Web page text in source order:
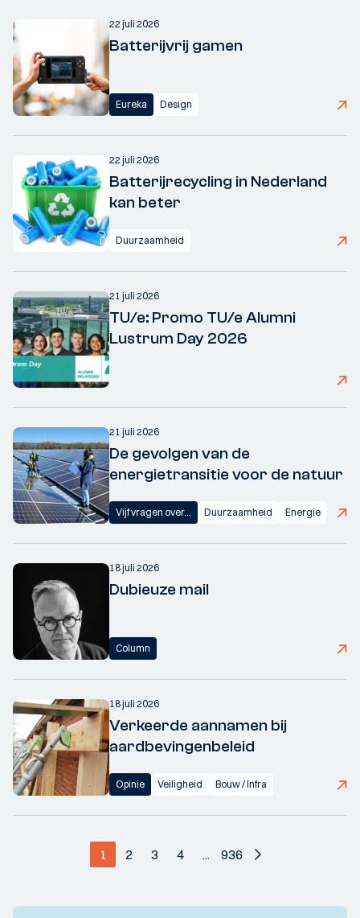
22 juli 2026
Batterijvrij gamen
Eureka Design
22 juli 2026
Batterijrecycling in Nederland
kan beter
Duurzaamheid
21 juli 2026
TU/e: Promo TU/e Alumni
Lustrum Day 2026
21 juli 2026
De gevolgen van de
energietransitie voor de natuur
Vijf vragen over... Duurzaamheid Energie
18 juli 2026
Dubieuze mail
Column
18 juli 2026
Verkeerde aannamen bij
aardbevingenbeleid
Opinie Veiligheid Bouw / Infra
1 2 3 4 ... 936